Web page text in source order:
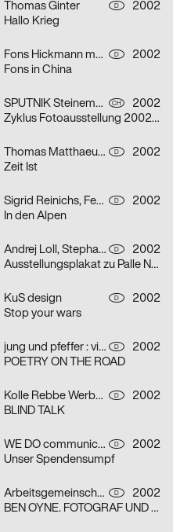
Thomas Ginter D
2002
Hallo Krieg
Fons Hickmann m23 D
2002
Fons in China
SPUTNIK Steinemann & Co. CH
2002
Zyklus Fotoausstellung 2002 in der Luzerner Designgalerie – Serie von drei Plakaten
Thomas Matthaeus Müller D
2002
Zeit Ist
Sigrid Reinichs, Fenja Spiess D
2002
In den Alpen
Andrej Loll, Stephanie Marx D
2002
Ausstellungsplakat zu Palle Nielsen
KuS design D
2002
Stop your wars
jung und pfeffer : visuelle Kommunikation D
2002
POETRY ON THE ROAD
Kolle Rebbe Werbeagentur GmbH D
2002
BLIND TALK
WE DO communication GmbH D
2002
Unser Spendensumpf
Arbeitsgemeinschaft für visuelle und verbale Kommunikation Uwe Loesch D
2002
BEN OYNE. FOTOGRAF UND FILMEMACHER